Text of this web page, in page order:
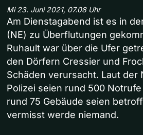
Mi 23. Juni 2021, 07.08 Uhr
Am Dienstagabend ist es in
(NE) zu Überflutungen
Ruhault war über die Ufer
den Dörfern Cressier und
Schäden verursacht. Laut der
Polizei seien rund 500
rund 75 Gebäude seien
vermisst werde niemand.